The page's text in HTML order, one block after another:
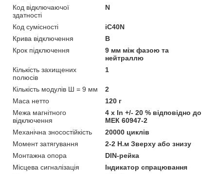
Код відключаючої
здатності
N
Код сумісності
iC40N
Крива відключення
B
Крок підключення
9 мм між фазою та
нейтраллю
Кількість захищених
полюсів
1
Кількість модулів Ш = 9 мм
2
Маса нетто
120 г
Межа магнітного
відключення
4 x In +/- 20 % відповідно до
МЕК 60947-2
Механічна зносостійкість
20000 циклів
Момент затягування
2-2 Н.м Зверху або знизу
Монтажна опора
DIN-рейка
Місцева сигналізація
Індикатор спрацювання